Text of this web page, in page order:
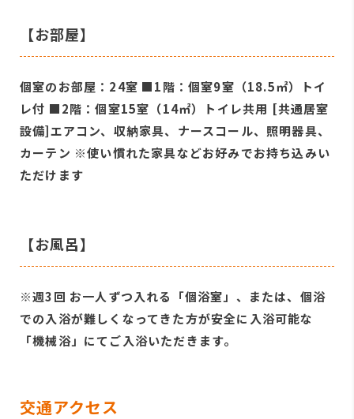
【お部屋】
個室のお部屋：24室 ■1階：個室9室（18.5㎡）トイ
レ付 ■2階：個室15室（14㎡）トイレ共用 [共通居室
設備]エアコン、収納家具、ナースコール、照明器具、
カーテン ※使い慣れた家具などお好みでお持ち込みい
ただけます
【お風呂】
※週3回 お一人ずつ入れる「個浴室」、または、個浴
での入浴が難しくなってきた方が安全に入浴可能な
「機械浴」にてご入浴いただきます。
交通アクセス